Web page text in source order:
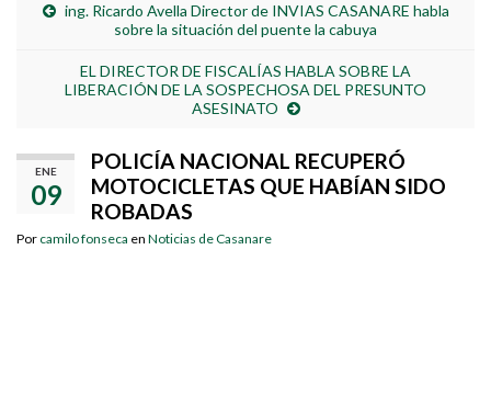
ing. Ricardo Avella Director de INVIAS CASANARE habla
sobre la situación del puente la cabuya
EL DIRECTOR DE FISCALÍAS HABLA SOBRE LA
LIBERACIÓN DE LA SOSPECHOSA DEL PRESUNTO
ASESINATO
ENE
09
POLICÍA NACIONAL RECUPERÓ
MOTOCICLETAS QUE HABÍAN SIDO
ROBADAS
Por camilo fonseca en Noticias de Casanare